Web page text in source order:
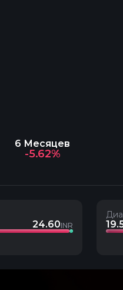
6 Месяцев
-5.62%
24.60INR